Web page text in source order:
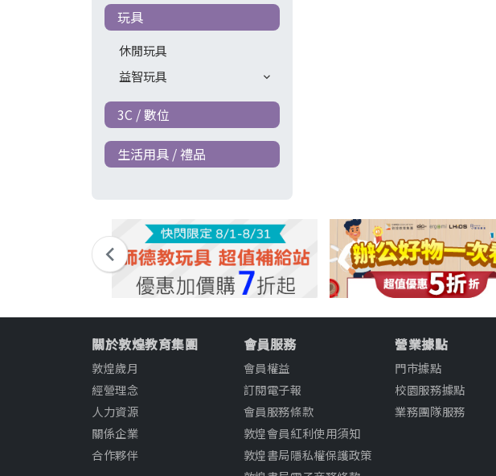
玩具
休閒玩具
益智玩具
3C / 數位
生活用具 / 禮品
關於敦煌教育集團
敦煌歲月
經營理念
人力資源
關係企業
合作夥伴
會員服務
會員權益
訂閱電子報
會員服務條款
敦煌會員紅利使用須知
敦煌書局隱私權保護政策
營業據點
門市據點
校園服務據點
業務團隊服務